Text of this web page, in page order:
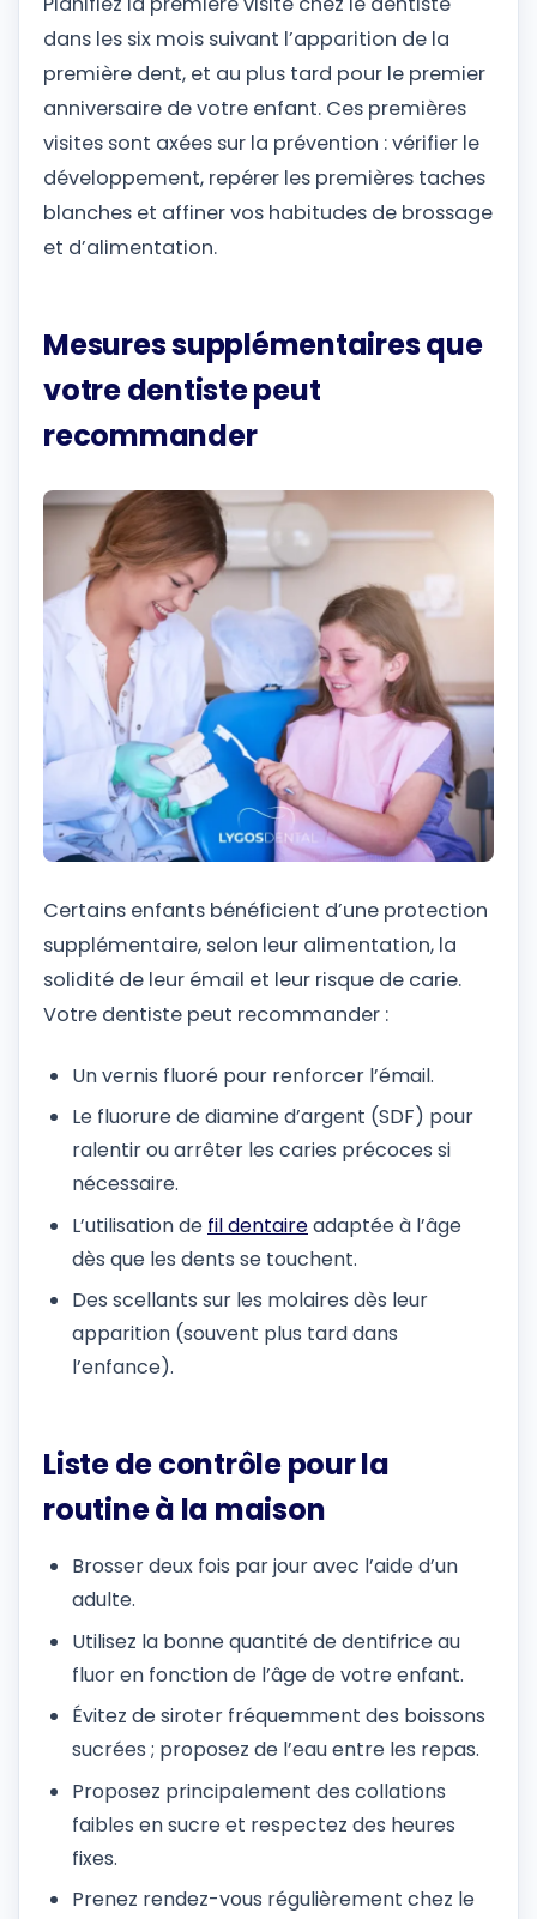
dans les six mois suivant l’apparition de la
première dent, et au plus tard pour le premier
anniversaire de votre enfant. Ces premières
visites sont axées sur la prévention : vérifier le
développement, repérer les premières taches
blanches et affiner vos habitudes de brossage
et d’alimentation.
Mesures supplémentaires que
votre dentiste peut
recommander
Certains enfants bénéficient d’une protection
supplémentaire, selon leur alimentation, la
solidité de leur émail et leur risque de carie.
Votre dentiste peut recommander :
Un vernis fluoré pour renforcer l’émail.
Le fluorure de diamine d’argent (SDF) pour
ralentir ou arrêter les caries précoces si
nécessaire.
L’utilisation de fil dentaireadaptée à l’âge
dès que les dents se touchent.
Des scellants sur les molaires dès leur
apparition (souvent plus tard dans
l’enfance).
Liste de contrôle pour la
routine à la maison
Brosser deux fois par jour avec l’aide d’un
adulte.
Utilisez la bonne quantité de dentifrice au
fluor en fonction de l’âge de votre enfant.
Évitez de siroter fréquemment des boissons
sucrées ; proposez de l’eau entre les repas.
Proposez principalement des collations
faibles en sucre et respectez des heures
fixes.
Prenez rendez-vous régulièrement chez le